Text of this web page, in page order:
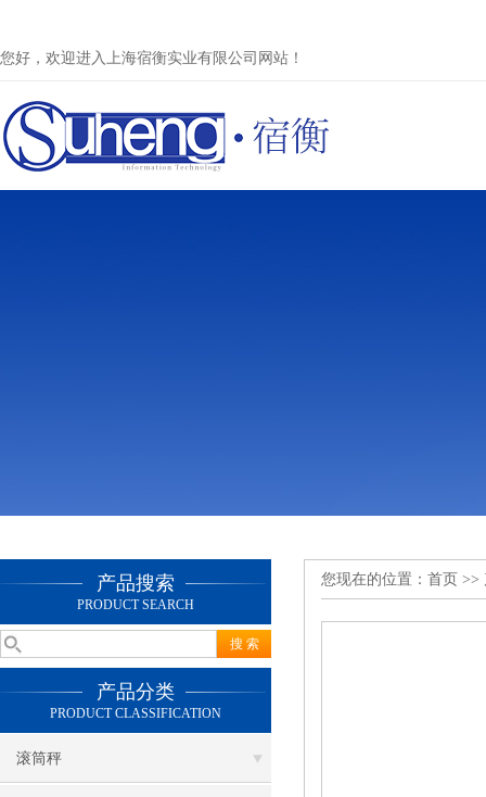
您好，欢迎进入上海宿衡实业有限公司网站！
产品搜索
PRODUCT SEARCH
产品分类
PRODUCT CLASSIFICATION
滚筒秤
您现在的位置： 首页 >>